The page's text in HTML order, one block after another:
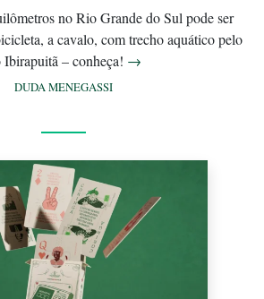
no Rio Grande do Sul pode ser
a cavalo, com trecho aquático pelo
Ibirapuitã – conheça! →
DUDA MENEGASSI